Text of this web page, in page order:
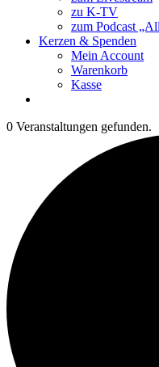
zu K-TV
zum Podcast
Kerzen & Spenden
Mein Account
Warenkorb
Kasse
0 Veranstaltungen gefunden.